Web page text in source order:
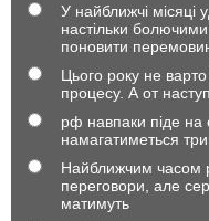
У найближчі місяці
настільки
поновити
Цього року не
процесу. А от
рф навпаки піде на
намагатиметься
Найближчим часом
переговори, але
матимуть